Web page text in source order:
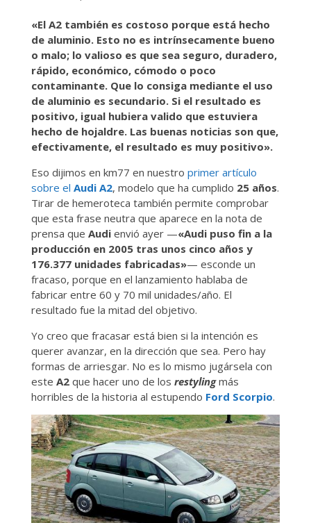
«El A2 también es costoso porque está hecho
de aluminio. Esto no es intrínsecamente bueno
o malo; lo valioso es que sea seguro, duradero,
rápido, económico, cómodo o poco
contaminante. Que lo consiga mediante el uso
de aluminio es secundario. Si el resultado es
positivo, igual hubiera valido que estuviera
hecho de hojaldre. Las buenas noticias son que,
efectivamente, el resultado es muy positivo».
Eso dijimos en km77 en nuestro primer artículo
sobre el Audi A2, modelo que ha cumplido 25 años.
Tirar de hemeroteca también permite comprobar
que esta frase neutra que aparece en la nota de
prensa que Audienvió ayer —«Audi puso fin a la
producción en 2005 tras unos cinco años y
176.377 unidades fabricadas»— esconde un
fracaso, porque en el lanzamiento hablaba de
fabricar entre 60 y 70 mil unidades/año. El
resultado fue la mitad del objetivo.
Yo creo que fracasar está bien si la intención es
querer avanzar, en la dirección que sea. Pero hay
formas de arriesgar. No es lo mismo jugársela con
este A2que hacer uno de los restyling más
horribles de la historia al estupendo Ford Scorpio.